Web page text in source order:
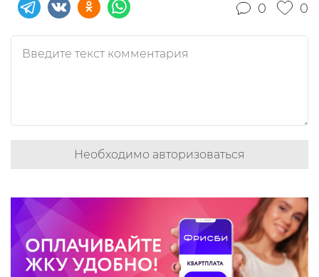
0 0
Необходимо авторизоваться